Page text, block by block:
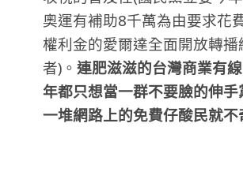
奧運有補助8千萬為由要求花
權利金的愛爾達全面開放轉播
者)。 連肥滋滋的台灣商業有
年都只想當一群不要臉的伸手
一堆網路上的免費仔酸民就不